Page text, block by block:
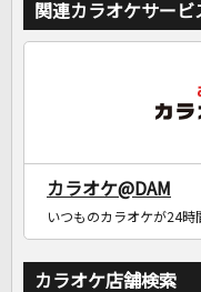
関連カラオケサービ
カラオケ@DAM
いつものカラオケが24時
カラオケ店舗検索